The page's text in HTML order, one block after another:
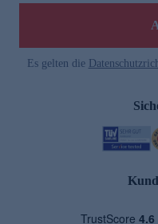
Es gelten die